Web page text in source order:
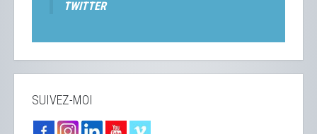
TWITTER
SUIVEZ-MOI